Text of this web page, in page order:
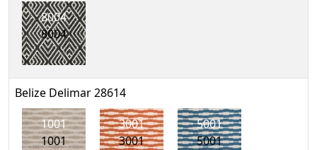
8004
8004
Belize Delimar 28614
1001
1001
3001
3001
5001
5001